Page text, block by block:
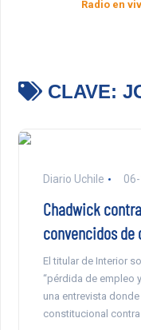
Radio en
CLAVE:
Diario Uchile
Chadwick
convencidos de
El titular de Interior
“pérdida de empleo
una entrevista
constitucional